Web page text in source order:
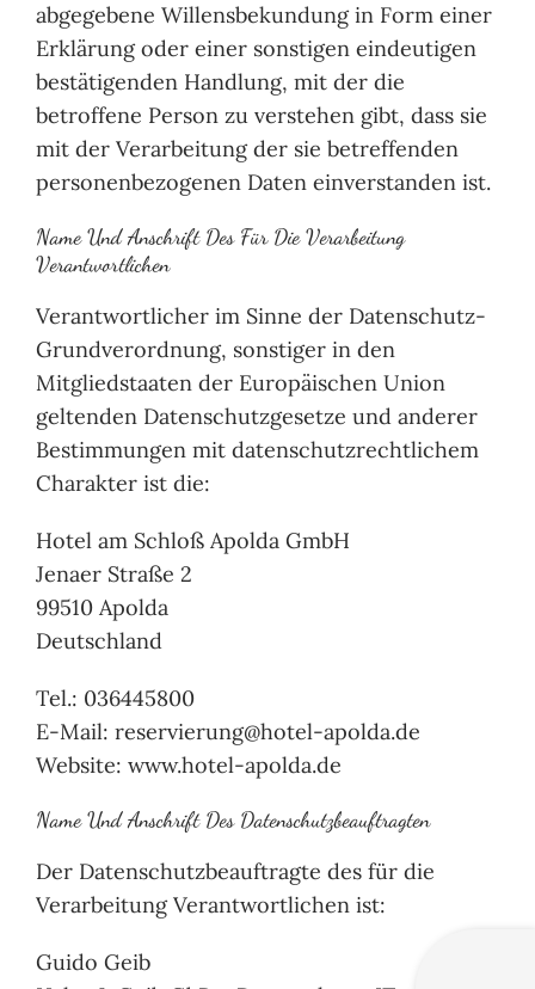
abgegebene Willensbekundung in Form einer
Erklärung oder einer sonstigen eindeutigen
bestätigenden Handlung, mit der die
betroffene Person zu verstehen gibt, dass sie
mit der Verarbeitung der sie betreffenden
personenbezogenen Daten einverstanden ist.
Name Und Anschrift Des Für Die Verarbeitung
Verantwortlichen
Verantwortlicher im Sinne der Datenschutz-
Grundverordnung, sonstiger in den
Mitgliedstaaten der Europäischen Union
geltenden Datenschutzgesetze und anderer
Bestimmungen mit datenschutzrechtlichem
Charakter ist die:
Hotel am Schloß Apolda GmbH
Jenaer Straße 2
99510 Apolda
Deutschland
Tel.: 036445800
E-Mail: reservierung@hotel-apolda.de
Website: www.hotel-apolda.de
Name Und Anschrift Des Datenschutzbeauftragten
Der Datenschutzbeauftragte des für die
Verarbeitung Verantwortlichen ist:
Guido Geib